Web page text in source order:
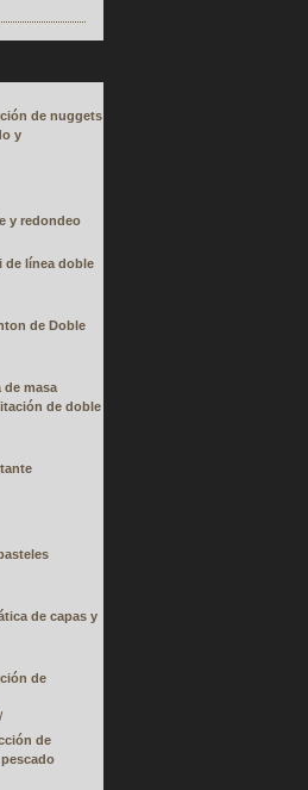
de nuggets
y
y redondeo
de línea doble
de Doble
de masa
de doble
de capas y
de
de